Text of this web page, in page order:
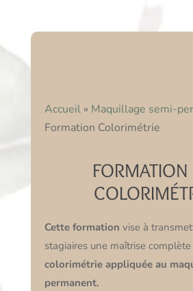
Accueil » Maquillage semi-
Formation Colorimétrie
FORMATION
Cette formation vise à
stagiaires une maîtrise complète
colorimétrie appliquée au
permanent.